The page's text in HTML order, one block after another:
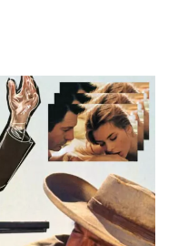
VENICE BIENNALE